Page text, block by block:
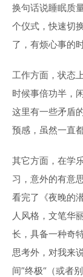
换句话说睡眠质
个仪式，快速切
了，有烦心事的
工作方面，状态
时候事倍功半，
这里有一些矛盾
预感，虽然一直
其它方面，在学
习，意外的有意
看完了《夜晚的
人风格，文笔华
长，具备一种奇
思考外，对我来
间”终极“（或者